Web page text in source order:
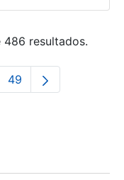
486 resultados.
intermedias Use
Página
49